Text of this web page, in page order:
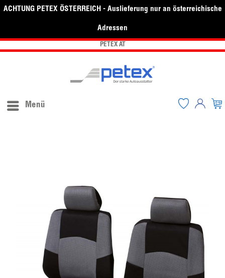
ACHTUNG PETEX ÖSTERREICH - Auslieferung nur an österreichische
Adressen
PETEX AT
Menü